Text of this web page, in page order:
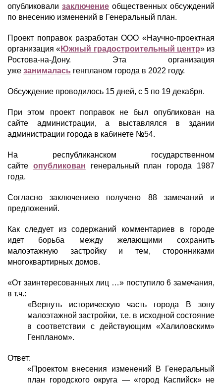
опубликовали заключение общественных обсуждений
по внесению изменений в Генеральный план.
Проект поправок разработан ООО «Научно-проектная
организация «Южный градостроительный центр» из
Ростова-на-Дону. Эта организация
уже занималась генпланом города в 2022 году.
Обсуждение проводилось 15 дней, с 5 по 19 декабря.
При этом проект поправок не был опубликован на
сайте администрации, а выставлялся в здании
администрации города в кабинете №54.
На республиканском государственном
сайте опубликован генеральный план города 1987
года.
Согласно заключениею получено 88 замечаний и
предложений.
Как следует из содержаний комментариев в городе
идет борьба между желающими сохранить
малоэтажную застройку и тем, сторонниками
многоквартирных домов.
«От заинтересованных лиц …» поступило 6 замечания,
в т.ч.:
«Вернуть историческую часть города В зону
малоэтажной застройки, т.е. в исходной состояние
в соответствии с действующим «Халиловским»
Генпланом».
Ответ:
«Проектом внесения изменений В Генеральный
план городского округа — «город Каспийск» не